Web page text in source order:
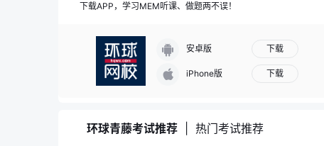
下载APP，学习MEM听课、做题两不误！
安卓版 下载
iPhone版 下载
环球青藤考试推荐 热门考试推荐